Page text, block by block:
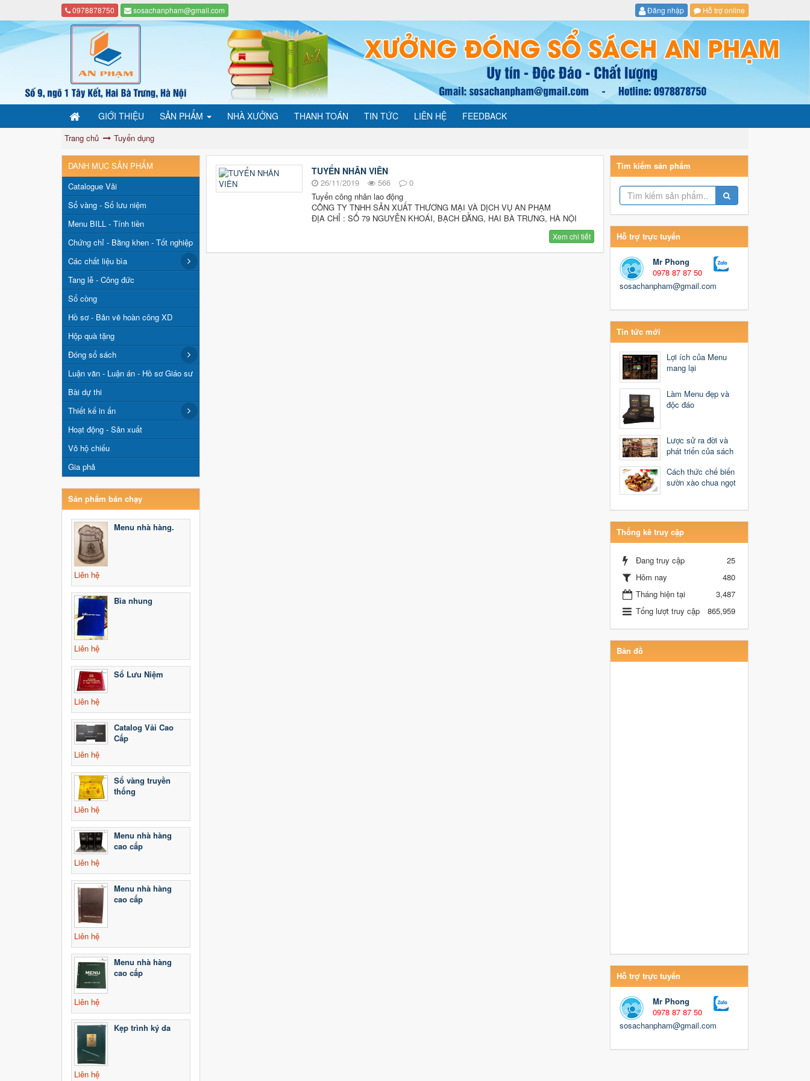
0978878750 sosachanpham@gmail.com Đăng nhập Hỗ trợ online
GIỚI THIỆU SẢN PHẨM NHÀ XƯỞNG THANH TOÁN TIN TỨC LIÊN HỆ FEEDBACK
Trang chủ Tuyển dụng
TUYỂN NHÂN VIÊN
26/11/2019 566
0
Tuyển công nhân lao động
CÔNG TY TNHH SẢN XUẤT THƯƠNG MẠI VÀ DỊCH VỤ AN PHẠM
ĐỊA CHỈ : SỐ 79 NGUYỄN KHOÁI, BẠCH ĐẰNG, HAI BÀ TRƯNG, HÀ NỘI
Xem chi tiết
DANH MỤC SẢN PHẨM
Catalogue Vải
Sổ vàng - Sổ lưu niệm
Menu BILL - Tính tiền
Chứng chỉ - Bằng khen - Tốt nghiệp
Các chất liệu bìa
Tang lễ - Công đức
Sổ còng
Hồ sơ - Bản vẽ hoàn công XD
Hộp quà tặng
Đóng sổ sách
Luận văn - Luận án - Hồ sơ Giáo sư
Bài dự thi
Thiết kế in ấn
Hoạt động - Sản xuất
Vỏ hộ chiếu
Gia phả
Sản phẩm bán chạy
Menu nhà hàng.
Liên hệ
Bìa nhung
Liên hệ
Sổ Lưu Niệm
Liên hệ
Catalog Vải Cao
Cấp
Liên hệ
Sổ vàng truyền
thống
Liên hệ
Menu nhà hàng
cao cấp
Liên hệ
Menu nhà hàng
cao cấp
Liên hệ
Menu nhà hàng
cao cấp
Liên hệ
Kẹp trình ký da
Liên hệ
Tìm kiếm sản phẩm
Hỗ trợ trực tuyến
Mr Phong
0978 87 87 50
sosachanpham@gmail.com
Tin tức mới
Lợi ích của Menu
mang lại
Làm Menu đẹp và
độc đáo
Lược sử ra đời và
phát triển của sách
Cách thức chế biến
sườn xào chua ngọt
Thống kê truy cập
Đang truy cập
25
Hôm nay
480
Tháng hiện tại
3,487
Tổng lượt truy cập
865,959
Bản đồ
Hỗ trợ trực tuyến
Mr Phong
0978 87 87 50
sosachanpham@gmail.com